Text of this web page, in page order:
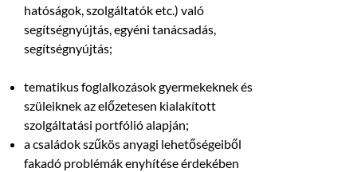
hatóságok, szolgáltatók etc.) való
segítségnyújtás, egyéni tanácsadás,
segítségnyújtás;
tematikus foglalkozások gyermekeknek és
szüleiknek az előzetesen kialakított
szolgáltatási portfólió alapján;
a családok szűkös anyagi lehetőségeiből
fakadó problémák enyhítése érdekében